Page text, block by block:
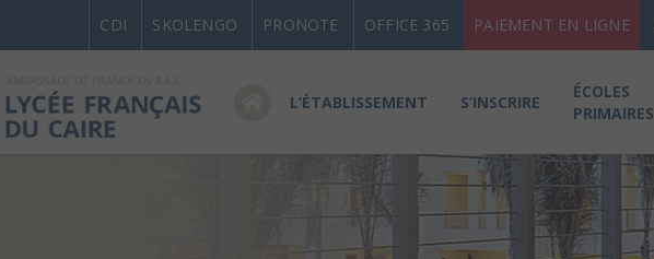
CDI SKOLENGO PRONOTE OFFICE 365 PAIEMENT EN LIGNE
L’ÉTABLISSEMENT S’INSCRIRE
ÉCOLES
PRIMAIRES